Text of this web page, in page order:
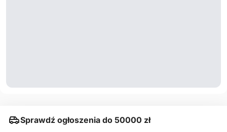
Sprawdź ogłoszenia do 50000 zł